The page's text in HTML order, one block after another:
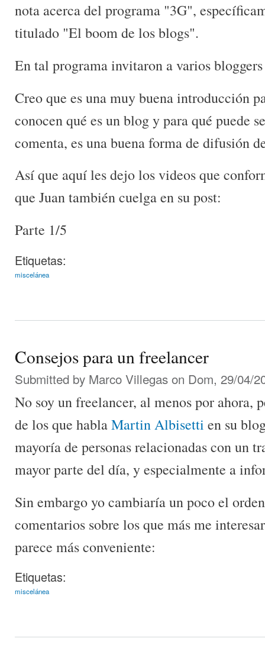
nota acerca del programa "3G",
titulado "El boom de los blogs".
En tal programa invitaron a varios
Creo que es una muy buena introducción
conocen qué es un blog y para qué puede
comenta, es una buena forma de difusión
Así que aquí les dejo los videos que
que Juan también cuelga en su post:
Parte 1/5
Etiquetas:
miscelánea
Consejos para un freelancer
Submitted by Marco Villegas on Dom, 29/04/
No soy un freelancer, al menos por ahora,
de los que hablaMartin Albisetti en su
mayoría de personas relacionadas con un
mayor parte del día, y especialmente a
Sin embargo yo cambiaría un poco el
comentarios sobre los que más me
parece más conveniente:
Etiquetas:
miscelánea